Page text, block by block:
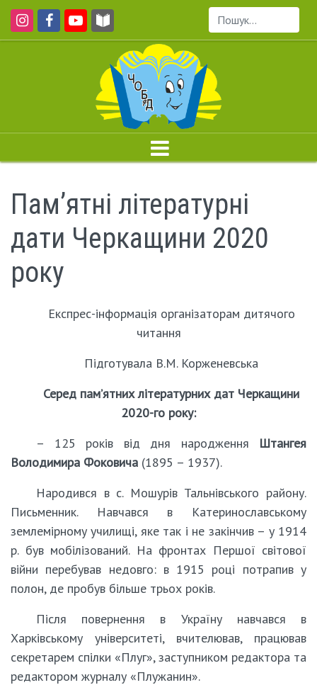
Пошук...
Пам’ятні літературні
дати Черкащини 2020
року
Експрес-інформація організаторам дитячого
читання
Підготувала В.М. Корженевська
Серед пам’ятних літературних дат Черкащини
2020-го року:
– 125 років від дня народження Штангея
Володимира Фоковича (1895 – 1937).
Народився в с. Мошурів Тальнівського району.
Письменник. Навчався в Катеринославському
землемірному училищі, яке так і не закінчив – у 1914
р. був мобілізований. На фронтах Першої світової
війни перебував недовго: в 1915 році потрапив у
полон, де пробув більше трьох років.
Після повернення в Україну навчався в
Харківському університеті, вчителював, працював
секретарем спілки «Плуг», заступником редактора та
редактором журналу «Плужанин».